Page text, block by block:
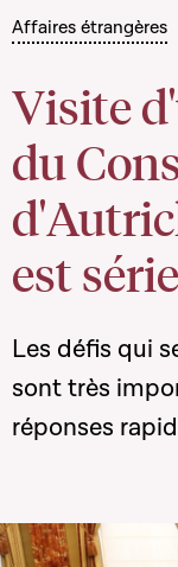
Affaires étrangères
Visite
du
est
Les défis qui
sont très
réponses